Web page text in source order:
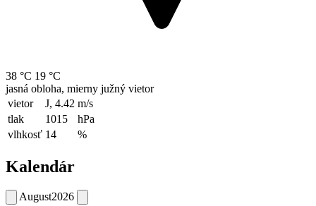
38 °C 19 °C
jasná obloha, mierny južný vietor
vietor
J, 4.42 m/s
tlak
1015
hPa
vlhkosť 14 %
Kalendár
August2026